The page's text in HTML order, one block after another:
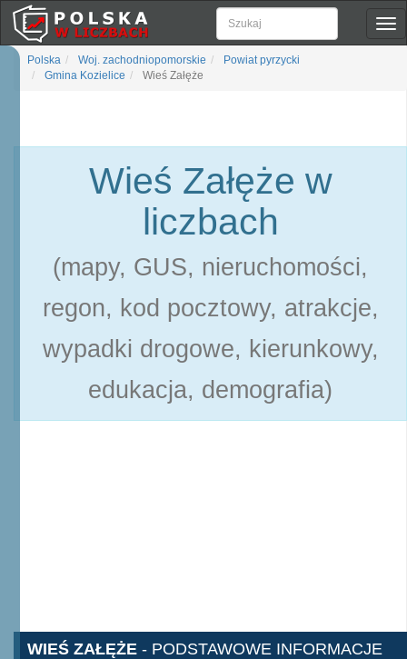
Polska Woj. zachodniopomorskie
Powiat pyrzycki
Gmina Kozielice
Wieś Załęże
Wieś Załęże w
liczbach
(mapy, GUS, nieruchomości,
regon, kod pocztowy, atrakcje,
wypadki drogowe, kierunkowy,
edukacja, demografia)
WIEŚ ZAŁĘŻE - PODSTAWOWE INFORMACJE